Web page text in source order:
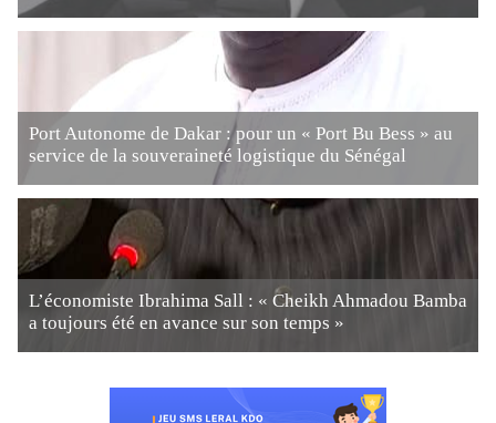
Port Autonome de Dakar : pour un « Port Bu Bess » au
service de la souveraineté logistique du Sénégal
L’économiste Ibrahima Sall : « Cheikh Ahmadou Bamba
a toujours été en avance sur son temps »